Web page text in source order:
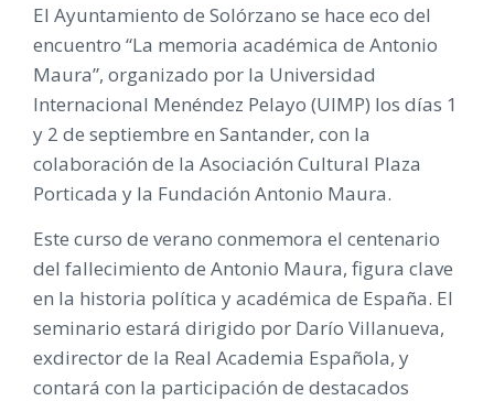
El Ayuntamiento de Solórzano se hace eco del
encuentro “La memoria académica de Antonio
Maura”, organizado por la Universidad
Internacional Menéndez Pelayo (UIMP) los días 1
y 2 de septiembre en Santander, con la
colaboración de la Asociación Cultural Plaza
Porticada y la Fundación Antonio Maura.
Este curso de verano conmemora el centenario
del fallecimiento de Antonio Maura, figura clave
en la historia política y académica de España. El
seminario estará dirigido por Darío Villanueva,
exdirector de la Real Academia Española, y
contará con la participación de destacados